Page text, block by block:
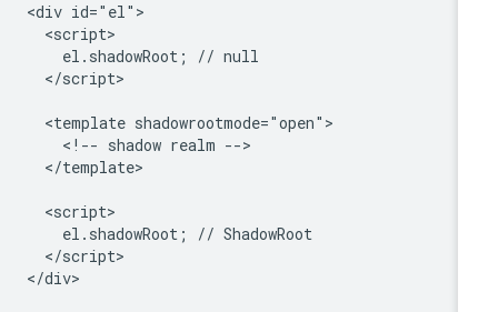
<div id="el">
  <script>
    el.shadowRoot; // null
  </script>
  <template shadowrootmode="open">
    <!-- shadow realm -->
  </template>
  <script>
    el.shadowRoot; // ShadowRoot
  </script>